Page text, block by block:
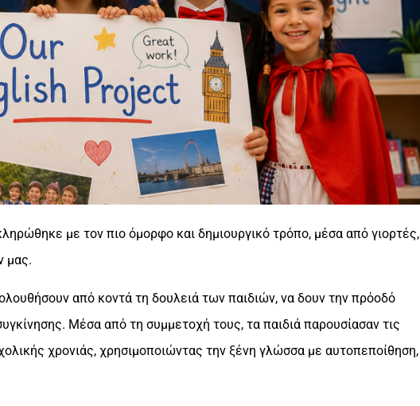
με τον πιο όμορφο και δημιουργικό τρόπο, μέσα από γιορτές,
μας.
από κοντά τη δουλειά των παιδιών, να δουν την πρόοδό
Μέσα από τη συμμετοχή τους, τα παιδιά παρουσίασαν τις
χρονιάς, χρησιμοποιώντας την ξένη γλώσσα με αυτοπεποίθηση,